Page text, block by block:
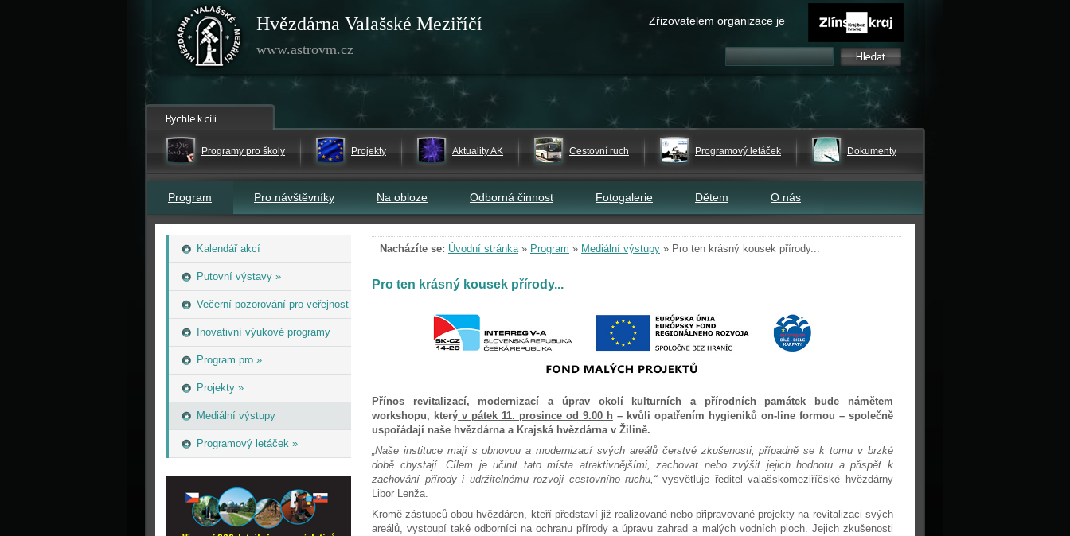
Hvězdárna Valašské Meziříčí
www.astrovm.cz
Zřizovatelem organizace je
Programy pro školy Projekty Aktuality AK Cestovní ruch Programový letáček Dokumenty
Program Pro návštěvníky Na obloze Odborná činnost Fotogalerie Dětem O nás
Kalendář akcí
Putovní výstavy »
Večerní pozorování pro veřejnost
Inovativní výukové programy
Program pro »
Projekty »
Mediální výstupy
Programový letáček »
Nacházíte se: Úvodní stránka» Program » Mediální výstupy » Pro ten krásný kousek přírody...
Pro ten krásný kousek přírody...
Přínos revitalizací, modernizací a úprav okolí kulturních a přírodních památek bude námětem
workshopu, kterýv pátek 11. prosince od 9.00 h – kvůli opatřením hygieniků on-line formou – společně
uspořádají naše hvězdárna a Krajská hvězdárna v Žilině.
„Naše instituce mají s obnovou a modernizací svých areálů čerstvé zkušenosti, případně se k tomu v brzké
době chystají. Cílem je učinit tato místa atraktivnějšími, zachovat nebo zvýšit jejich hodnotu a přispět k
zachování přírody i udržitelnému rozvoji cestovního ruchu,“vysvětluje ředitel valašskomeziříčské hvězdárny
Libor Lenža.
Kromě zástupců obou hvězdáren, kteří představí již realizované nebo připravované projekty na revitalizaci svých
areálů, vystoupí také odborníci na ochranu přírody a úpravu zahrad a malých vodních ploch. Jejich zkušenosti